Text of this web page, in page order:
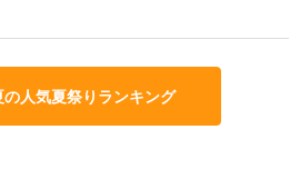
人気夏祭りランキング